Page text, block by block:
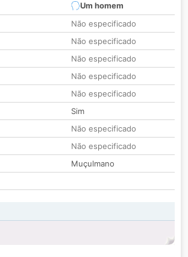
Um homem
Não especificado
Não especificado
Não especificado
Não especificado
Não especificado
Sim
Não especificado
Não especificado
Muçulmano